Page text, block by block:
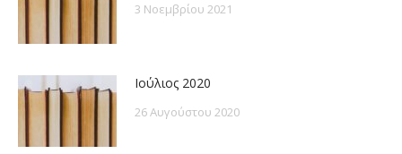
3 Νοεμβρίου 2021
Ιούλιος 2020
26 Αυγούστου 2020